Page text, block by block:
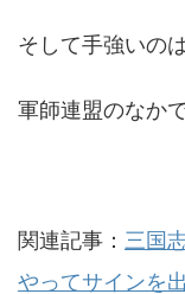
そして手強いの
軍師連盟のなか
関連記事： 三国
やってサインを